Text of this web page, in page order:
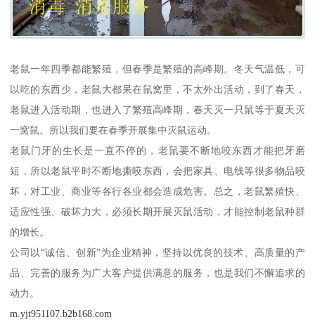
老鼠一年四季都能繁殖，但春季是繁殖的高峰期。冬天气温低，可
以吃的东西少，老鼠大都呆在鼠窝里，不太外出活动，到了春天，
老鼠进入活动期，也进入了繁殖高峰期，春天灭一只鼠等于夏天灭
一窝鼠。所以我们要在春季开展集中灭鼠运动。
老鼠门牙的生长是一直不停的，老鼠要不断地咬东西才能把牙磨
短，所以老鼠平时不断地撕咬东西，会把家具、电线等很多物品咬
坏，对工业、商业等各行各业都会造成危害。总之，老鼠繁殖快、
适应性强、破坏力大，必须长期开展灭鼠活动，才能控制老鼠种群
的增长。
公司以“诚信、创新”为企业精神，坚持以优良的技术、高质量的产
品、完善的服务为广大客户提供满意的服务，也是我们不懈追求的
动力。
m.yjt951107.b2b168.com